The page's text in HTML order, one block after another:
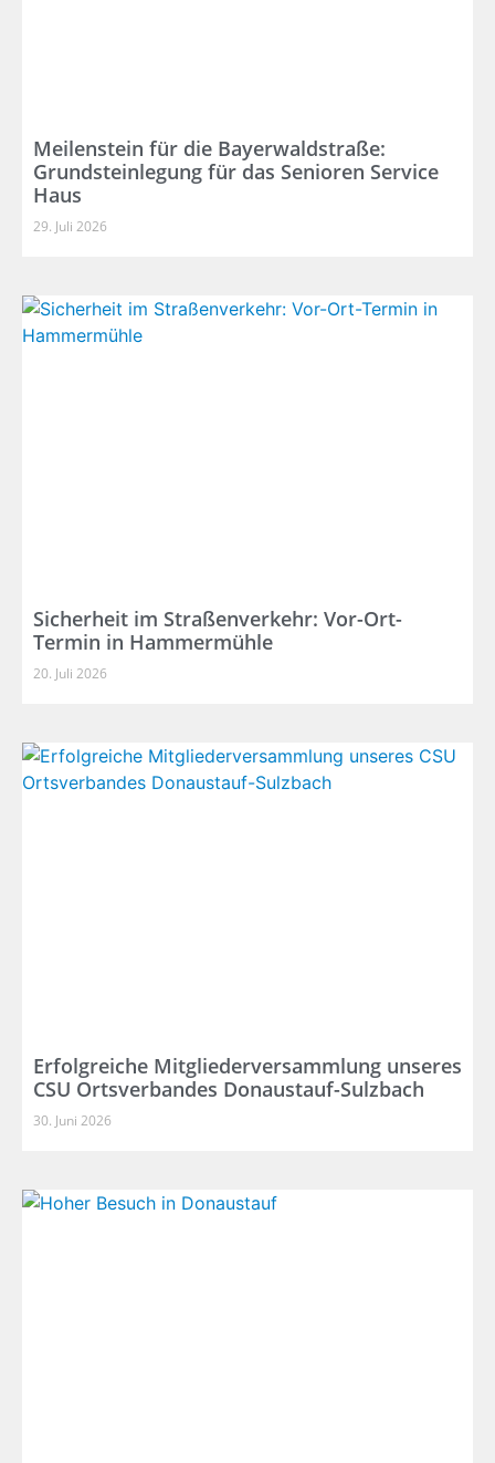
Meilenstein für die Bayerwaldstraße:
Grundsteinlegung für das Senioren Service
Haus
29. Juli 2026
Sicherheit im Straßenverkehr: Vor-Ort-
Termin in Hammermühle
20. Juli 2026
Erfolgreiche Mitgliederversammlung unseres
CSU Ortsverbandes Donaustauf-Sulzbach
30. Juni 2026